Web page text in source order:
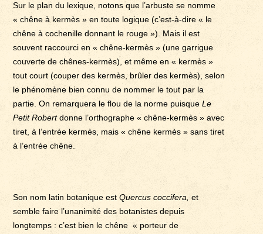
Sur le plan du lexique, notons que l’arbuste se nomme
« chêne à kermès » en toute logique (c’est-à-dire « le
chêne à cochenille donnant le rouge »). Mais il est
souvent raccourci en « chêne-kermès » (une garrigue
couverte de chênes-kermès), et même en « kermès »
tout court (couper des kermès, brûler des kermès), selon
le phénomène bien connu de nommer le tout par la
partie. On remarquera le flou de la norme puisqueLe
Petit Robertdonne l’orthographe « chêne-kermès » avec
tiret, à l’entrée kermès, mais « chêne kermès » sans tiret
à l’entrée chêne.
Son nom latin botanique estQuercus coccifera, et
semble faire l’unanimité des botanistes depuis
longtemps : c’est bien le chêne « porteur de